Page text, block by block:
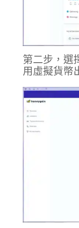
第二步，選
用虛擬貨幣